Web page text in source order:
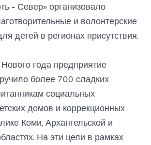
- Север» организовало
и волонтерские
детей в регионах присутствия.
года предприятие
более 700 сладких
социальных
домов и коррекционных
Коми, Архангельской и
На эти цели в рамках